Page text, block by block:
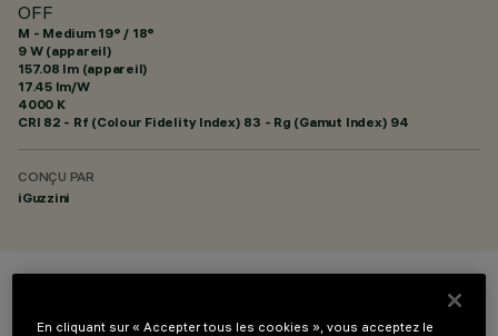
OFF
M - Medium 19° / 18°
9 W (appareil)
157.08 lm (appareil)
17.45 lm/W
4000 K
CRI 82 - Rf (Colour Fidelity Index) 83 - Rg (Gamut Index) 94
CONÇU PAR
iGuzzini
En cliquant sur « Accepter tous les cookies », vous acceptez le